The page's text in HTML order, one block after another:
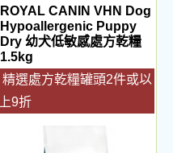
ROYAL CANIN VHN Dog
Hypoallergenic Puppy
Dry 幼犬低敏感處方乾糧
1.5kg
精選處方乾糧罐頭2件或以
上9折